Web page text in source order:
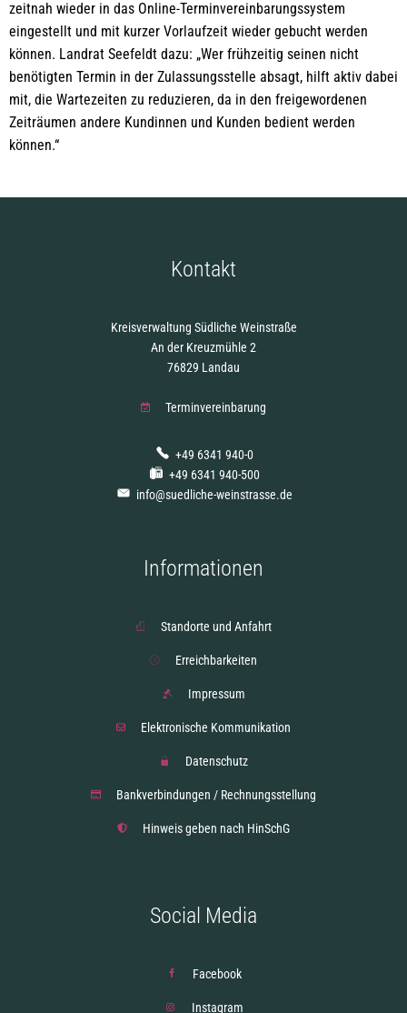
zeitnah wieder in das Online-Terminvereinbarungssystem
eingestellt und mit kurzer Vorlaufzeit wieder gebucht werden
können. Landrat Seefeldt dazu: „Wer frühzeitig seinen nicht
benötigten Termin in der Zulassungsstelle absagt, hilft aktiv dabei
mit, die Wartezeiten zu reduzieren, da in den freigewordenen
Zeiträumen andere Kundinnen und Kunden bedient werden
können.“
Kontakt
Kreisverwaltung Südliche Weinstraße
An der Kreuzmühle 2
76829 Landau
Terminvereinbarung
+49 6341 940-0
+49 6341 940-500
info@suedliche-weinstrasse.de
Informationen
Standorte und Anfahrt
Erreichbarkeiten
Impressum
Elektronische Kommunikation
Datenschutz
Bankverbindungen / Rechnungsstellung
Hinweis geben nach HinSchG
Social Media
Facebook
Instagram